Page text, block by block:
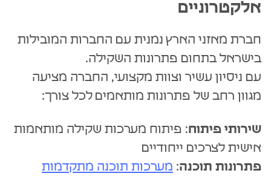
אלקטרוניים
חברת מאזני הארץ נמנית עם החברות המובילות
בישראל בתחום פתרונות השקילה.
עם ניסיון עשיר וצוות מקצועי, החברה מציעה
מגוון רחב של פתרונות מותאמים לכל צורך:
שירותי פיתוח: פיתוח מערכות שקילה מותאמות
אישית לצרכים ייחודיים
פתרונות תוכנה: מערכות תוכנה מתקדמות